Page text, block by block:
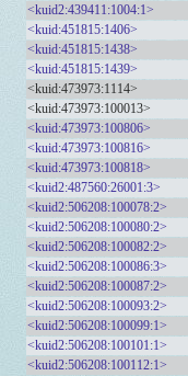
<kuid2:439411:1004:1>
<kuid:451815:1406>
<kuid:451815:1438>
<kuid:451815:1439>
<kuid:473973:1114>
<kuid:473973:100013>
<kuid:473973:100806>
<kuid:473973:100816>
<kuid:473973:100818>
<kuid2:487560:26001:3>
<kuid2:506208:100078:2>
<kuid2:506208:100080:2>
<kuid2:506208:100082:2>
<kuid2:506208:100086:3>
<kuid2:506208:100087:2>
<kuid2:506208:100093:2>
<kuid2:506208:100099:1>
<kuid2:506208:100101:1>
<kuid2:506208:100112:1>